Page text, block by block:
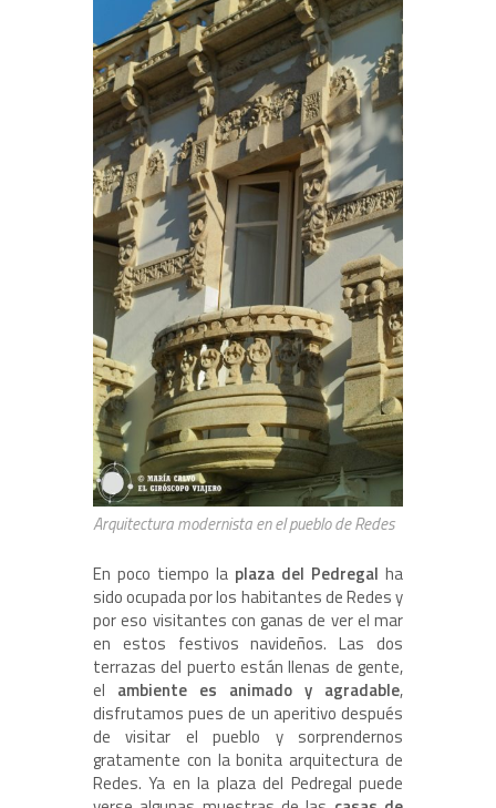
Arquitectura modernista en el pueblo de Redes
En poco tiempo la plaza del Pedregal ha
sido ocupada por los habitantes de Redes y
por eso visitantes con ganas de ver el mar
en estos festivos navideños. Las dos
terrazas del puerto están llenas de gente,
el ambiente es animado y agradable,
disfrutamos pues de un aperitivo después
de visitar el pueblo y sorprendernos
gratamente con la bonita arquitectura de
Redes. Ya en la plaza del Pedregal puede